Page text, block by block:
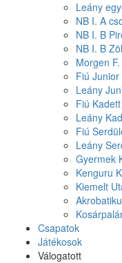
Leány
NB I. A
NB I. B
NB I. B
Morgen
Fiú Junior
Leány
Fiú Kadett
Leány
Fiú
Leány
Gyermek
Kenguru
Kiemelt
Csapatok
Játékosok
Válogatott